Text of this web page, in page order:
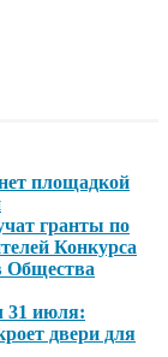
площадкой
гранты по
Конкурса
Общества
31 июля:
двери для